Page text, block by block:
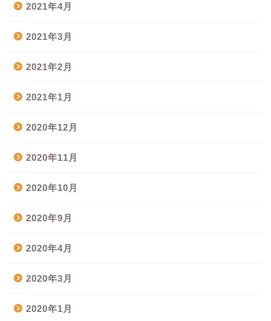
2021年4月
2021年3月
2021年2月
2021年1月
2020年12月
2020年11月
2020年10月
2020年9月
2020年4月
2020年3月
2020年1月